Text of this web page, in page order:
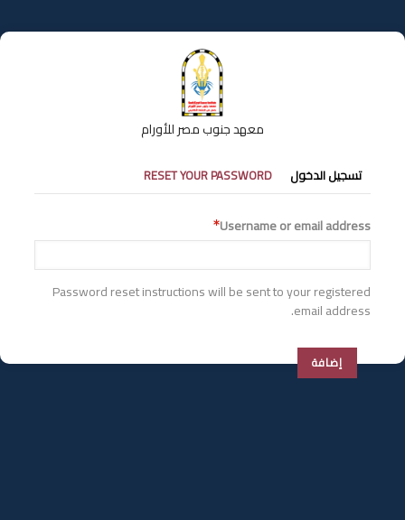
إلى
المحتوى
معهد جنوب مصر للأورام
التبويبات
الأساسية
تسجيل الدخول RESET YOUR PASSWORD
Username or email address
Password reset instructions will be sent to your registered
email address.